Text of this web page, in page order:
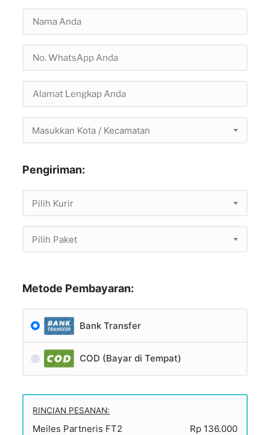
Masukkan Kota / Kecamatan
Pengiriman:
Pilih Kurir
Pilih Paket
Metode Pembayaran:
Bank Transfer
COD (Bayar di Tempat)
RINCIAN PESANAN:
Meiles Partneris​ FT2
Rp 136.000